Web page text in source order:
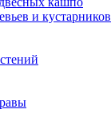
и кустарников